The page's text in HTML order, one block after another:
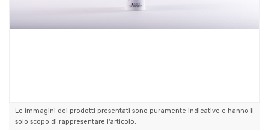
Le immagini dei prodotti presentati sono puramente indicative e hanno il
solo scopo di rappresentare l'articolo.